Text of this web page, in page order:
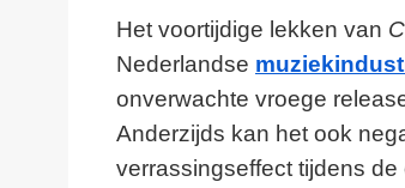
Het voortijdige lekken van
Nederlandse
onverwachte vroege
Anderzijds kan het ook
verrassingseffect tijdens